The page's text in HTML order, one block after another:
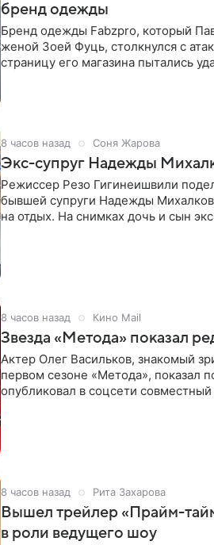
бренд одежды
Бренд одежды Fabzpro, который
женой Зоей Фуць, столкнулся с
страницу его магазина пытались
8 часов назад Соня Жарова
Экс-супруг Надежды
Режиссер Резо Гигинеишвили
бывшей супруги Надежды
на отдых. На снимках дочь и сын
8 часов назад Кино Mail
Звезда «Метода» показал
Актер Олег Васильков, знакомый
первом сезоне «Метода», показал
опубликовал в соцсети
8 часов назад Рита Захарова
Вышел трейлер «Прайм-
в роли ведущего шоу